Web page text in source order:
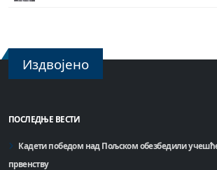
Издвојено
ПОСЛЕДЊЕ ВЕСТИ
Кадети победом над Пољском обезбедили
првенству